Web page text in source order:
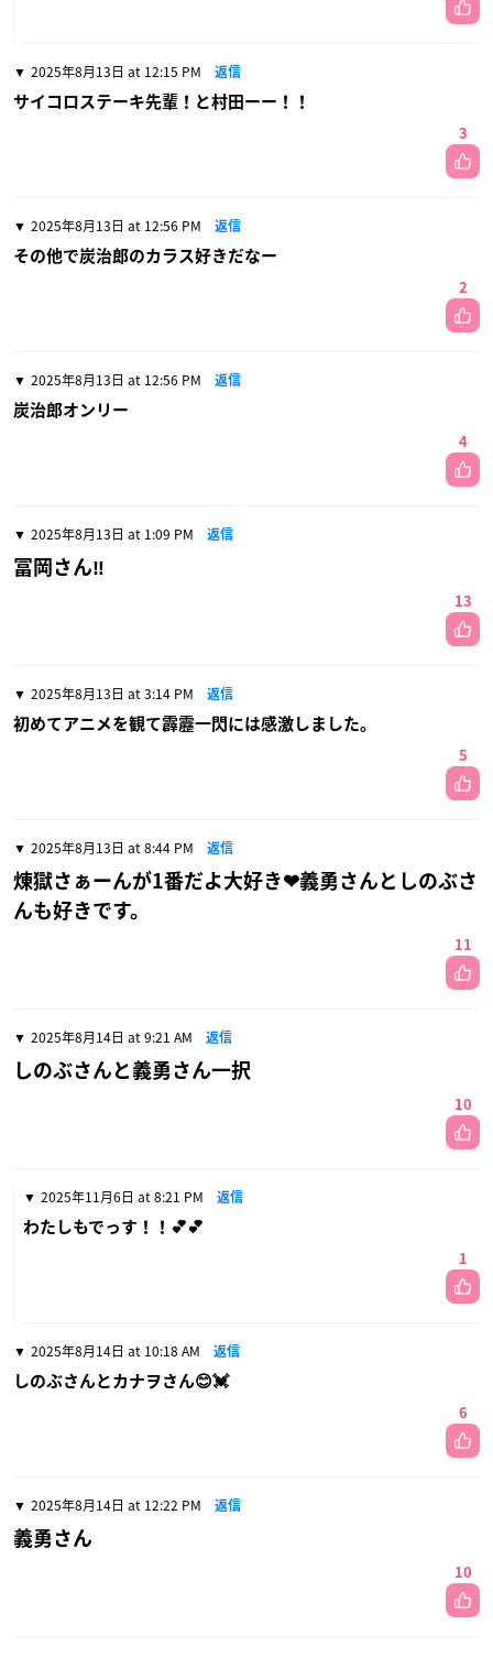
2025年8月13日 at 12:15 PM 返信
サイコロステーキ先輩！と村田ーー！！
3
2025年8月13日 at 12:56 PM 返信
その他で炭治郎のカラス好きだなー
2
2025年8月13日 at 12:56 PM 返信
炭治郎オンリー
4
2025年8月13日 at 1:09 PM 返信
冨岡さん‼️
13
2025年8月13日 at 3:14 PM 返信
初めてアニメを観て霹靂一閃には感激しました。
5
2025年8月13日 at 8:44 PM 返信
煉󠄁獄さぁーんが1番だよ大好き❤義勇さんとしのぶさ
んも好きです。
11
2025年8月14日 at 9:21 AM 返信
しのぶさんと義勇さん一択
10
2025年11月6日 at 8:21 PM 返信
わたしもでっす！！💕💕
1
2025年8月14日 at 10:18 AM 返信
しのぶさんとカナヲさん😊💓
6
2025年8月14日 at 12:22 PM 返信
義勇さん
10